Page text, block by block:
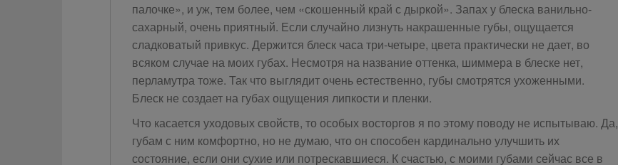
палочке», и уж, тем более, чем «скошенный край с дыркой». Запах у блеска ванильно-
сахарный, очень приятный. Если случайно лизнуть накрашенные губы, ощущается
сладковатый привкус. Держится блеск часа три-четыре, цвета практически не дает, во
всяком случае на моих губах. Несмотря на название оттенка, шиммера в блеске нет,
перламутра тоже. Так что выглядит очень естественно, губы смотрятся ухоженными.
Блеск не создает на губах ощущения липкости и пленки.
Что касается уходовых свойств, то особых восторгов я по этому поводу не испытываю. Да,
губам с ним комфортно, но не думаю, что он способен кардинально улучшить их
состояние, если они сухие или потрескавшиеся. К счастью, с моими губами сейчас все в